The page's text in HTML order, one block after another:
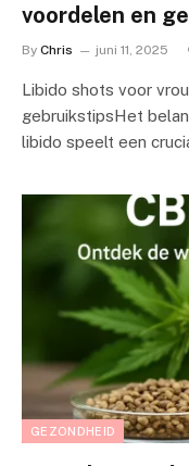
voordelen en
By Chris juni 11, 2025
Libido shots voor
gebruikstipsHet
libido speelt een
GEZONDHEID